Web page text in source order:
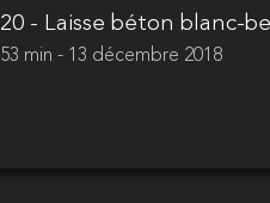
20 - Laisse béton blanc-
53 min - 13 décembre 2018